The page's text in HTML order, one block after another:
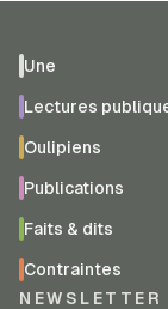
Une
Lectures
Oulipiens
Publications
Faits & dits
Contraintes
NEWSLETTER